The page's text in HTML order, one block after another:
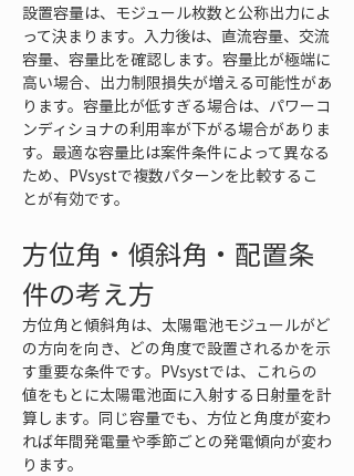
設置容量は、モジュール枚数と公称出力によ
って決まります。入力後は、直流容量、交流
容量、容量比を確認します。容量比が極端に
高い場合、出力制限損失が増える可能性があ
ります。容量比が低すぎる場合は、パワーコ
ンディショナの利用率が下がる場合がありま
す。最適な容量比は案件条件によって異なる
ため、PVsystで複数パターンを比較するこ
とが有効です。
方位角・傾斜角・配置条
件の考え方
方位角と傾斜角は、太陽電池モジュールがど
の方向を向き、どの角度で設置されるかを示
す重要な条件です。PVsystでは、これらの
値をもとに太陽電池面に入射する日射量を計
算します。同じ容量でも、方位と角度が変わ
れば年間発電量や季節ごとの発電傾向が変わ
ります。